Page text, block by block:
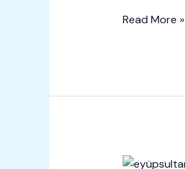
Fatih
Read More »